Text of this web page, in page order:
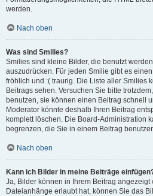
werden.
Nach oben
Was sind Smilies?
Smilies sind kleine Bilder, die benutzt
auszudrücken. Für jeden Smilie gibt es
fröhlich und :( traurig. Die Liste aller Smilies
Beitrags sehen. Versuchen Sie bitte
benutzen, sie können einen Beitrag schnell
Moderator könnte deshalb Ihren Beitrag
komplett löschen. Die Board-Administration
begrenzen, die Sie in einem Beitrag
Nach oben
Kann ich Bilder in meine Beiträge
Ja, Bilder können in Ihrem Beitrag
Dateianhänge erlaubt hat, können Sie das